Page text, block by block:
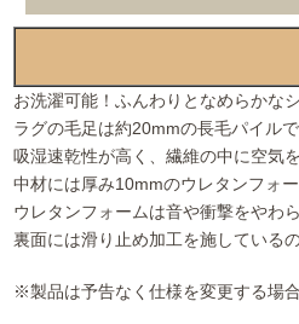
お洗濯可能！ふんわりとなめらかな
ラグの毛足は約20mmの長毛パイル
吸湿速乾性が高く、繊維の中に空気
中材には厚み10mmのウレタンフォ
ウレタンフォームは音や衝撃をやわ
裏面には滑り止め加工を施している
※製品は予告なく仕様を変更する場